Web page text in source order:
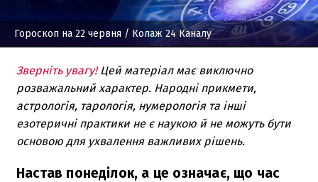
Гороскоп на 22 червня / Колаж 24 Каналу
Зверніть увагу! Цей матеріал має виключно
розважальний характер. Народні прикмети,
астрологія, тарологія, нумерологія та інші
езотеричні практики не є наукою й не можуть бути
основою для ухвалення важливих рішень.
Настав понеділок, а це означає, що час